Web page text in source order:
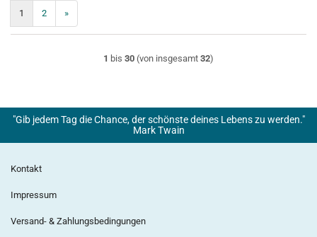
1 2 »
1 bis 30 (von insgesamt 32)
"Gib jedem Tag die Chance, der schönste deines Lebens zu werden."
Mark Twain
Kontakt
Impressum
Versand- & Zahlungsbedingungen